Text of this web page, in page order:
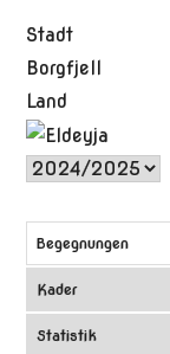
Stadt
Borgfjell
Land
Begegnungen
Kader
Statistik